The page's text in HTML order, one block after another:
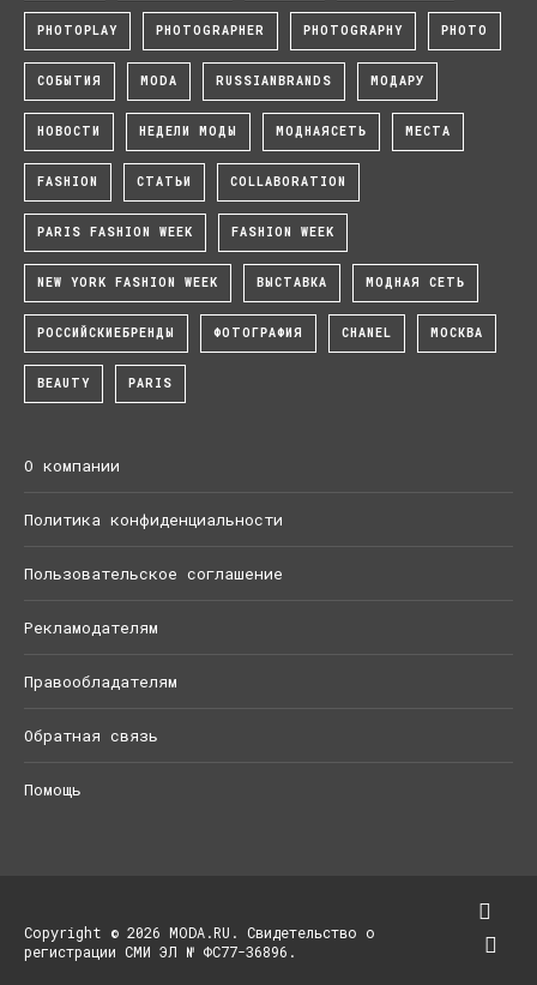
PHOTOPLAY PHOTOGRAPHER PHOTOGRAPHY PHOTO
СОБЫТИЯ MODA RUSSIANBRANDS МОДАРУ
НОВОСТИ НЕДЕЛИ МОДЫ МОДНАЯСЕТЬ МЕСТА
FASHION СТАТЬИ COLLABORATION
PARIS FASHION WEEK FASHION WEEK
NEW YORK FASHION WEEK ВЫСТАВКА МОДНАЯ СЕТЬ
РОССИЙСКИЕБРЕНДЫ ФОТОГРАФИЯ CHANEL МОСКВА
BEAUTY PARIS
О компании
Политика конфиденциальности
Пользовательское соглашение
Рекламодателям
Правообладателям
Обратная связь
Помощь
Copyright © 2026 MODA.RU. Свидетельство о
регистрации СМИ ЭЛ № ФС77-36896.